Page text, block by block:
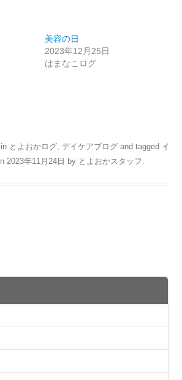
美容の日
2023年12月25日
はまなこログ
とよおかログ, デイケアブログ and tagged イ
2023年11月24日 by とよおかスタッフ.